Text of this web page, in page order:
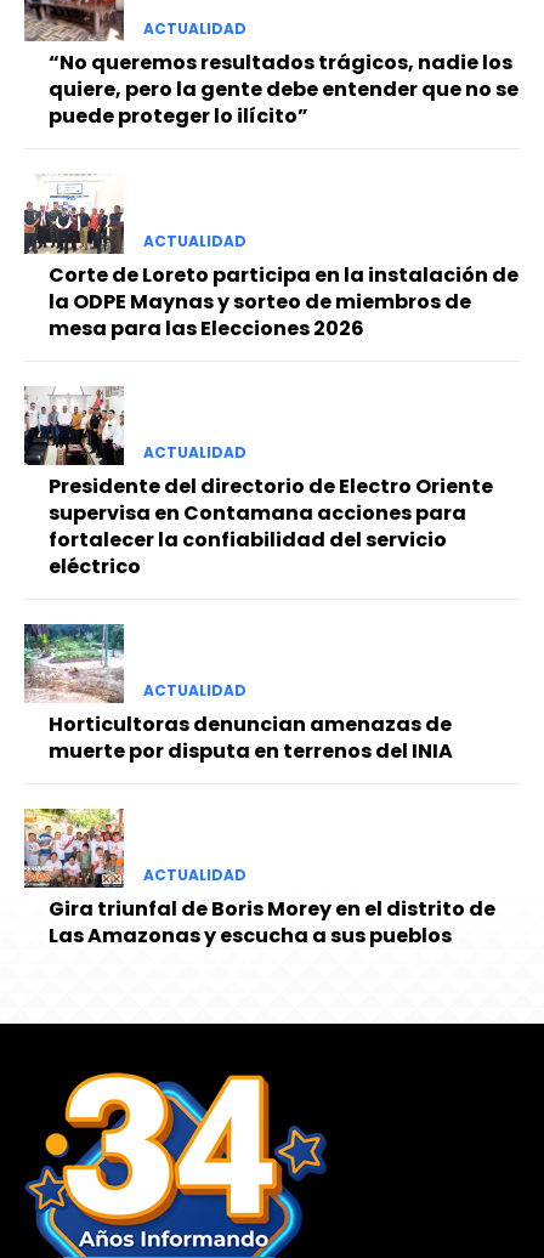
━ Planes
ACTUALIDAD
“No queremos resultados trágicos, nadie los
quiere, pero la gente debe entender que no se
puede proteger lo ilícito”
ACTUALIDAD
Corte de Loreto participa en la instalación de
la ODPE Maynas y sorteo de miembros de
mesa para las Elecciones 2026
ACTUALIDAD
Presidente del directorio de Electro Oriente
supervisa en Contamana acciones para
fortalecer la confiabilidad del servicio
eléctrico
ACTUALIDAD
Horticultoras denuncian amenazas de
muerte por disputa en terrenos del INIA
ACTUALIDAD
Gira triunfal de Boris Morey en el distrito de
Las Amazonas y escucha a sus pueblos